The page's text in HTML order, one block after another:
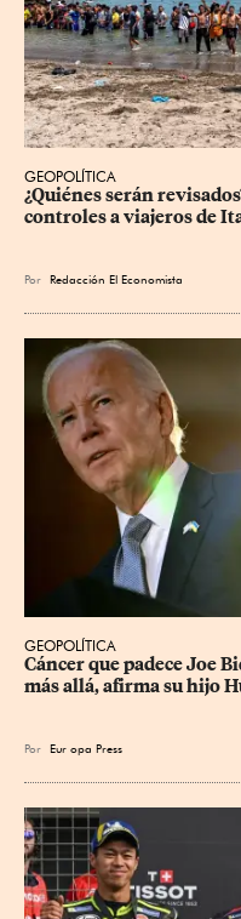
GEOPOLÍTICA
¿Quiénes serán
controles a viajeros de
Por Redacción El Economista
GEOPOLÍTICA
Cáncer que padece Joe
más allá, afirma su hijo
Por Eur opa Press